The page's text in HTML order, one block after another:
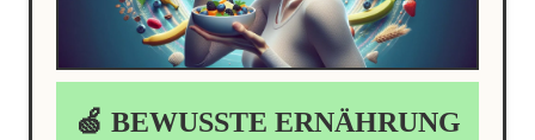
🍏 BEWUSSTE ERNÄHRUNG